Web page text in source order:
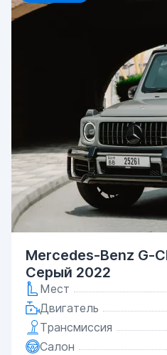
Mercedes-Benz G-
Серый 2022
Мест
Двигатель
Трансмиссия
Салон